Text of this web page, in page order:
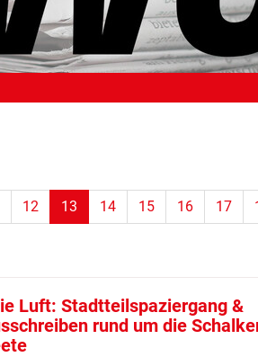
12 13(Standort)
14 15 16 17
Luft: Stadtteilspaziergang &
rund um die